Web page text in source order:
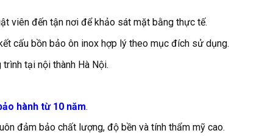
viên đến tận nơi để khảo sát mặt bằng thực tế.
cấu bồn bảo ôn inox hợp lý theo mục đích sử dụng.
tại nội thành Hà Nội.
hành từ 10 năm.
đảm bảo chất lượng, độ bền và tính thẩm mỹ cao.